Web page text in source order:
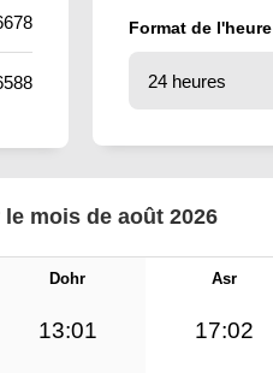
Format de l'heure
mois de août 2026
Dohr Asr
13:01 17:02